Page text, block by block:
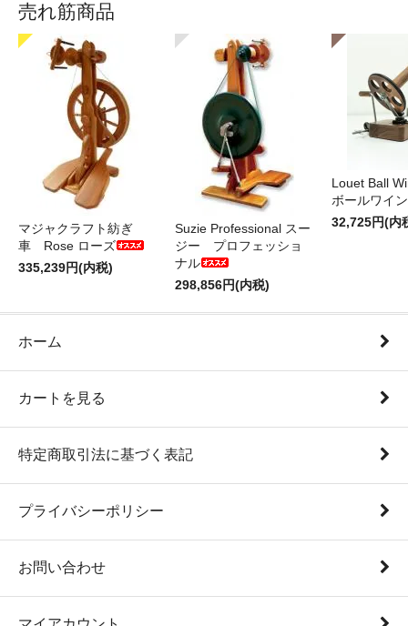
売れ筋商品
マジャクラフト紡ぎ
車 Rose ローズ
335,239円(内税)
Suzie Professional スー
ジー プロフェッショ
ナル
298,856円(内税)
Louet Ball
ボールワイ
32,725円(内
ホーム
カートを見る
特定商取引法に基づく表記
プライバシーポリシー
お問い合わせ